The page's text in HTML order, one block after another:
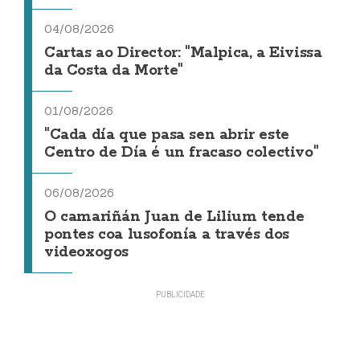
04/08/2026
Cartas ao Director: "Malpica, a Eivissa
da Costa da Morte"
01/08/2026
"Cada día que pasa sen abrir este
Centro de Día é un fracaso colectivo"
06/08/2026
O camariñán Juan de Lilium tende
pontes coa lusofonía a través dos
videoxogos